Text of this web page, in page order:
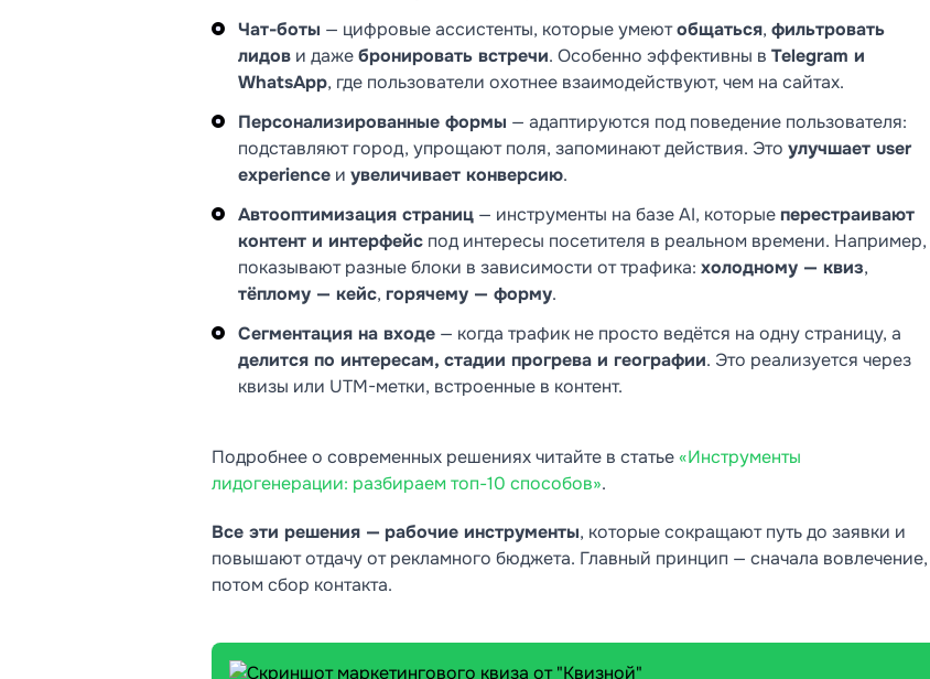
Чат-боты — цифровые ассистенты, которые умеютобщаться, фильтровать
лидов и дажебронировать встречи. Особенно эффективны в Telegram и
WhatsApp, где пользователи охотнее взаимодействуют, чем на сайтах.
Персонализированные формы — адаптируются под поведение пользователя:
подставляют город, упрощают поля, запоминают действия. Это улучшает user
experience и увеличивает конверсию.
Автооптимизация страниц — инструменты на базе AI, которыеперестраивают
контент и интерфейс под интересы посетителя в реальном времени. Например,
показывают разные блоки в зависимости от трафика: холодному — квиз,
тёплому — кейс, горячему — форму.
Сегментация на входе — когда трафик не просто ведётся на одну страницу, а
делится по интересам, стадии прогрева и географии. Это реализуется через
квизы или UTM-метки, встроенные в контент.
Подробнее о современных решениях читайте в статье«Инструменты
лидогенерации: разбираем топ-10 способов».
Все эти решения — рабочие инструменты, которые сокращают путь до заявки и
повышают отдачу от рекламного бюджета. Главный принцип — сначала вовлечение,
потом сбор контакта.